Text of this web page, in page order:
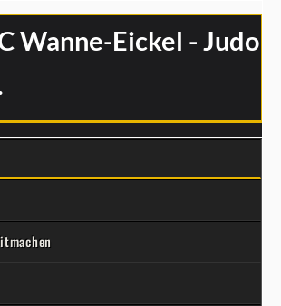
Wanne-Eickel - Judo